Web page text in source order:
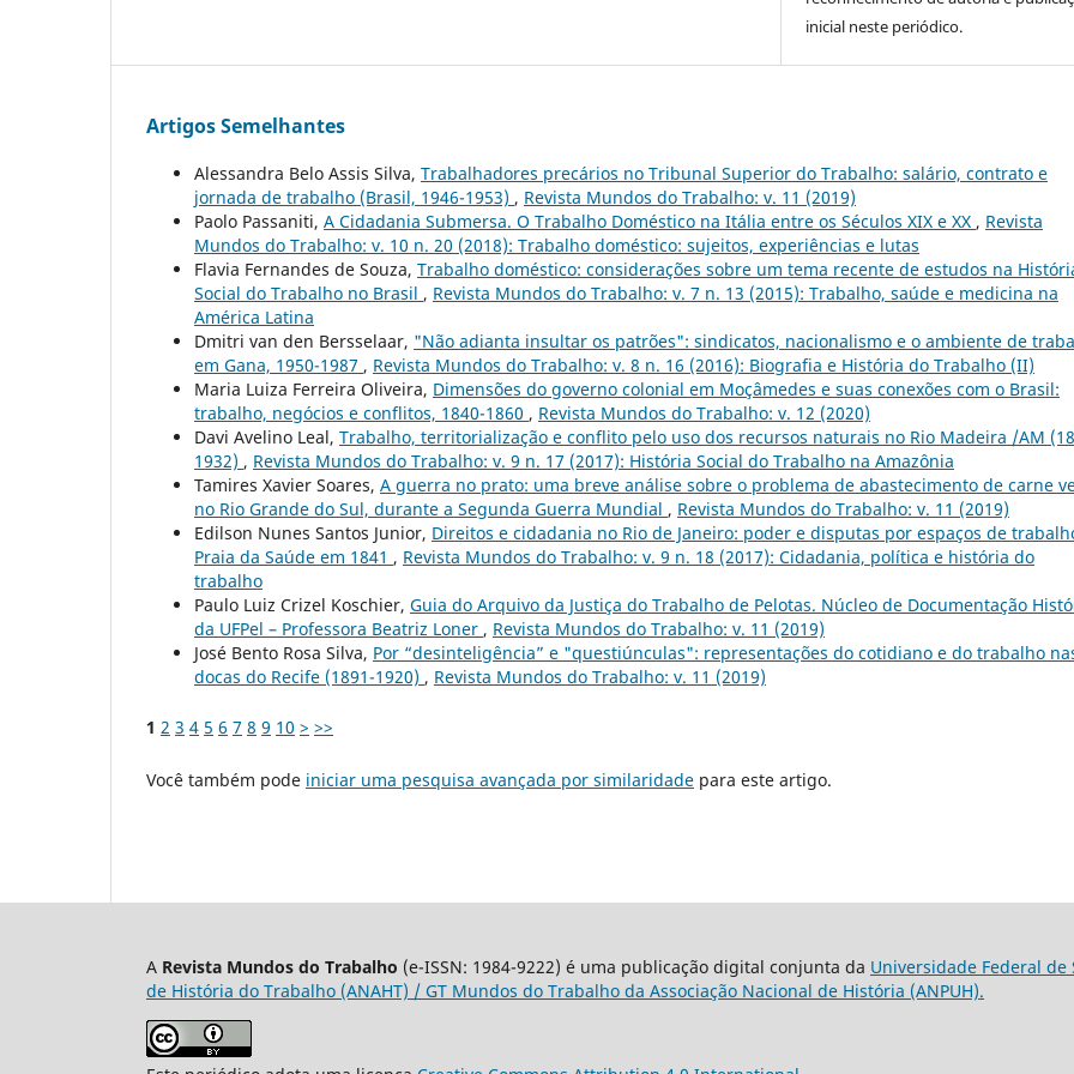
inicial neste periódico.
Artigos Semelhantes
Alessandra Belo Assis Silva, Trabalhadores precários no Tribunal Superior do Trabalho: salário, contrato e
jornada de trabalho (Brasil, 1946-1953) , Revista Mundos do Trabalho: v. 11 (2019)
Paolo Passaniti, A Cidadania Submersa. O Trabalho Doméstico na Itália entre os Séculos XIX e XX , Revista
Mundos do Trabalho: v. 10 n. 20 (2018): Trabalho doméstico: sujeitos, experiências e lutas
Flavia Fernandes de Souza, Trabalho doméstico: considerações sobre um tema recente de estudos na
Social do Trabalho no Brasil , Revista Mundos do Trabalho: v. 7 n. 13 (2015): Trabalho, saúde e medicina na
América Latina
Dmitri van den Bersselaar, "Não adianta insultar os patrões": sindicatos, nacionalismo e o ambiente de
em Gana, 1950-1987 , Revista Mundos do Trabalho: v. 8 n. 16 (2016): Biografia e História do Trabalho (II)
Maria Luiza Ferreira Oliveira, Dimensões do governo colonial em Moçâmedes e suas conexões com o Brasil:
trabalho, negócios e conflitos, 1840-1860 , Revista Mundos do Trabalho: v. 12 (2020)
Davi Avelino Leal, Trabalho, territorialização e conflito pelo uso dos recursos naturais no Rio Madeira /AM
1932) , Revista Mundos do Trabalho: v. 9 n. 17 (2017): História Social do Trabalho na Amazônia
Tamires Xavier Soares, A guerra no prato: uma breve análise sobre o problema de abastecimento de carne
no Rio Grande do Sul, durante a Segunda Guerra Mundial , Revista Mundos do Trabalho: v. 11 (2019)
Edilson Nunes Santos Junior, Direitos e cidadania no Rio de Janeiro: poder e disputas por espaços de
Praia da Saúde em 1841 , Revista Mundos do Trabalho: v. 9 n. 18 (2017): Cidadania, política e história do
trabalho
Paulo Luiz Crizel Koschier, Guia do Arquivo da Justiça do Trabalho de Pelotas. Núcleo de Documentação
da UFPel – Professora Beatriz Loner , Revista Mundos do Trabalho: v. 11 (2019)
José Bento Rosa Silva, Por “desinteligência” e "questiúnculas": representações do cotidiano e do trabalho
docas do Recife (1891-1920) , Revista Mundos do Trabalho: v. 11 (2019)
1 2 3 4 5 6 7 8 9 10 > >>
Você também pode iniciar uma pesquisa avançada por similaridade para este artigo.
A Revista Mundos do Trabalho (e-ISSN: 1984-9222) é uma publicação digital conjunta da Universidade Federal de
de História do Trabalho (ANAHT) / GT Mundos do Trabalho da Associação Nacional de História (ANPUH).